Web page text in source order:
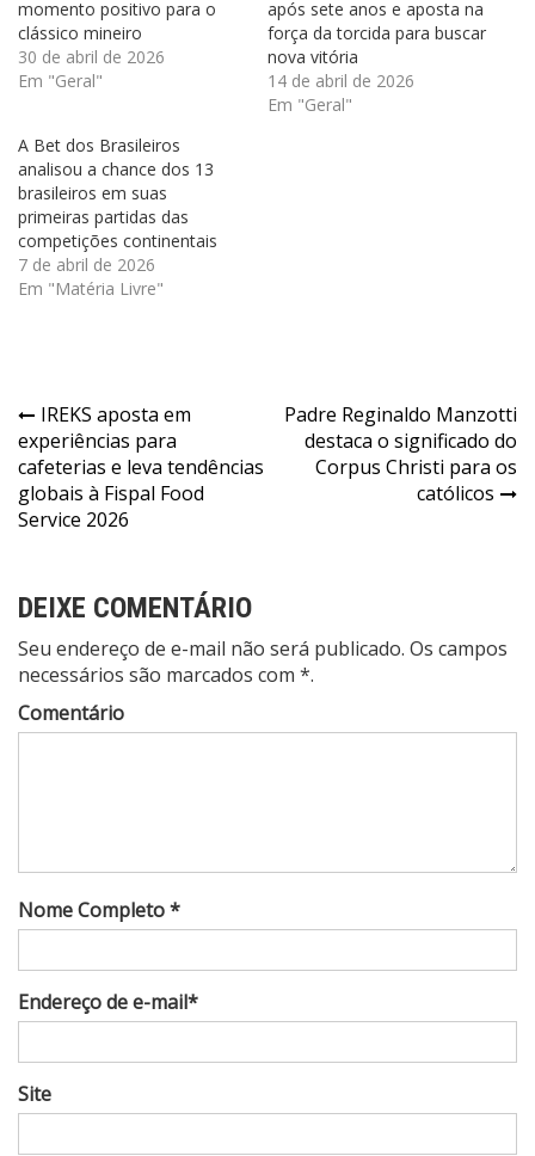
momento positivo para o
clássico mineiro
30 de abril de 2026
Em "Geral"
após sete anos e aposta na
força da torcida para buscar
nova vitória
14 de abril de 2026
Em "Geral"
A Bet dos Brasileiros
analisou a chance dos 13
brasileiros em suas
primeiras partidas das
competições continentais
7 de abril de 2026
Em "Matéria Livre"
Navegação
de
Post
IREKS aposta em
experiências para
cafeterias e leva tendências
globais à Fispal Food
Service 2026
Padre Reginaldo Manzotti
destaca o significado do
Corpus Christi para os
católicos
DEIXE COMENTÁRIO
Seu endereço de e-mail não será publicado. Os campos
necessários são marcados com *.
Comentário
Nome Completo *
Endereço de e-mail*
Site